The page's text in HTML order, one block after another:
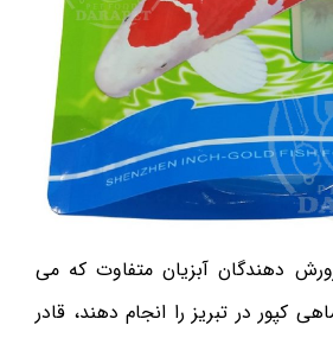
دهندگان آبزیان متفاوت که می
کپور در تبریز را انجام دهند، قادر